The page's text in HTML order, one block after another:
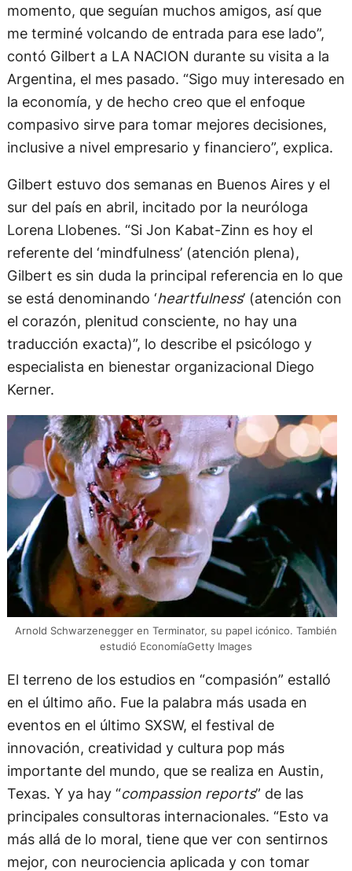
momento, que seguían muchos amigos, así que
me terminé volcando de entrada para ese lado”,
contó Gilbert a LA NACION durante su visita a la
Argentina, el mes pasado. “Sigo muy interesado en
la economía, y de hecho creo que el enfoque
compasivo sirve para tomar mejores decisiones,
inclusive a nivel empresario y financiero”, explica.
Gilbert estuvo dos semanas en Buenos Aires y el
sur del país en abril, incitado por la neuróloga
Lorena Llobenes. “Si Jon Kabat-Zinn es hoy el
referente del ‘mindfulness’ (atención plena),
Gilbert es sin duda la principal referencia en lo que
se está denominando ‘heartfulness’ (atención con
el corazón, plenitud consciente, no hay una
traducción exacta)”, lo describe el psicólogo y
especialista en bienestar organizacional Diego
Kerner.
Arnold Schwarzenegger en Terminator, su papel icónico. También
estudió EconomíaGetty Images
El terreno de los estudios en “compasión” estalló
en el último año. Fue la palabra más usada en
eventos en el último SXSW, el festival de
innovación, creatividad y cultura pop más
importante del mundo, que se realiza en Austin,
Texas. Y ya hay “compassion reports” de las
principales consultoras internacionales. “Esto va
más allá de lo moral, tiene que ver con sentirnos
mejor, con neurociencia aplicada y con tomar